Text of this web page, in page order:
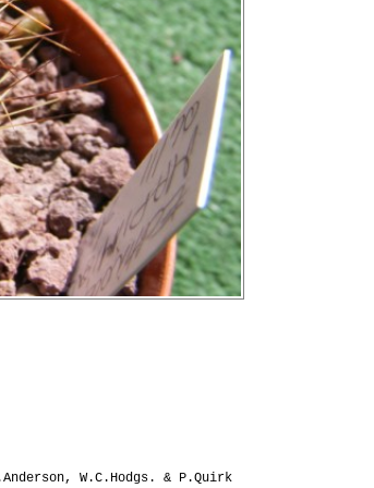
W.C.Hodgs. & P.Quirk